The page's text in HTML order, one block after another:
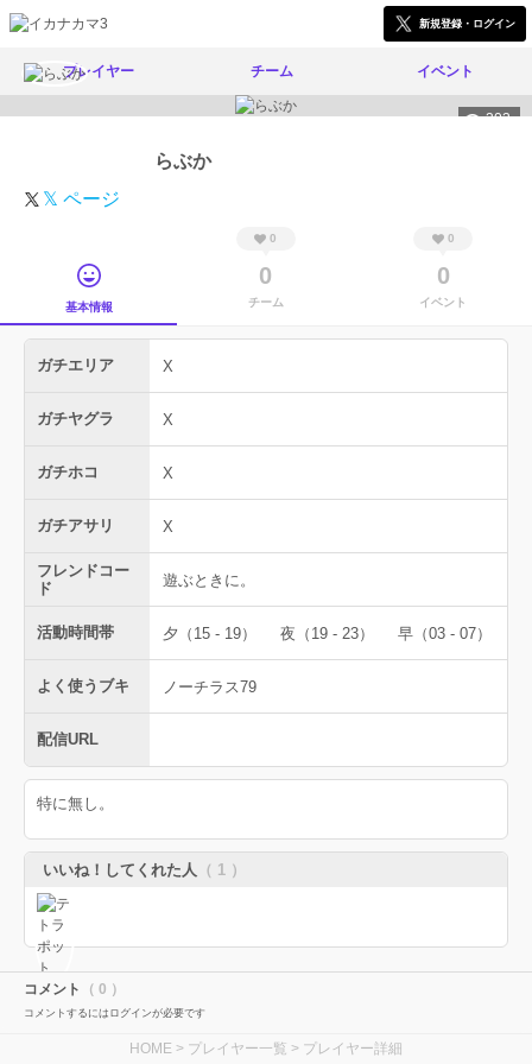
新規登録・ログイン
プレイヤー チーム イベント
303
らぶか
𝕏 ページ
基本情報
0
0
チーム
0
0
イベント
ガチエリア X
ガチヤグラ X
ガチホコ X
ガチアサリ X
フレンドコー
ド
遊ぶときに。
活動時間帯 夕（15 - 19） 夜（19 - 23） 早（03 - 07）
よく使うブキ ノーチラス79
配信URL
特に無し。
いいね！してくれた人 （ 1 ）
コメント （ 0 ）
コメントするにはログインが必要です
HOME > プレイヤー一覧 > プレイヤー詳細